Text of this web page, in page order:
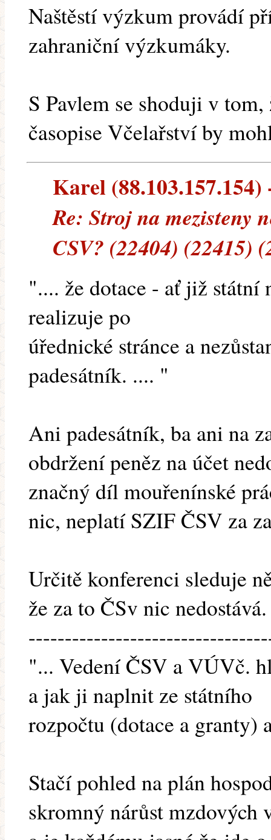
Naštěstí výzkum provádí
zahraniční výzkumáky.
S Pavlem se shoduji v
časopise Včelařství by
Karel (88.103.157.154)
Re: Stroj na mezisteny
CSV? (22404) (22415)
".... že dotace - ať již státní
realizuje po
úřednické stránce a
padesátník. .... "
Ani padesátník, ba ani na
obdržení peněz na účet
značný díl mouřenínské
nic, neplatí SZIF ČSV za
Určitě konferenci sleduje
že za to ČSv nic nedostává.
"... Vedení ČSV a VÚVč.
a jak ji naplnit ze státního
rozpočtu (dotace a granty)
Stačí pohled na plán
skromný nárůst